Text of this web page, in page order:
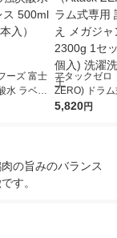
ーズ 富士
水 ラベル
1箱（24
アタックゼロ
ZERO) ドラ
詰め替え メガ
5,820円
の旨みのバランス
す。